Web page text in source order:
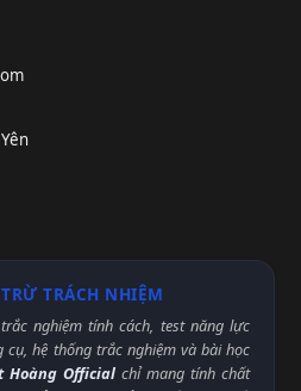
TRÁCH NHIỆM
nghiệm tính cách, test năng lực
cụ, hệ thống trắc nghiệm và bài học
Hoàng Official chỉ mang tính chất